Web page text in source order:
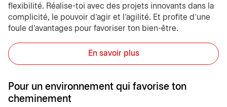
flexibilité. Réalise-toi avec des projets innovants dans la
complicité, le pouvoir d’agir et l’agilité. Et profite d’une
foule d’avantages pour favoriser ton bien-être.
En savoir plus
Pour un environnement qui favorise ton
cheminement